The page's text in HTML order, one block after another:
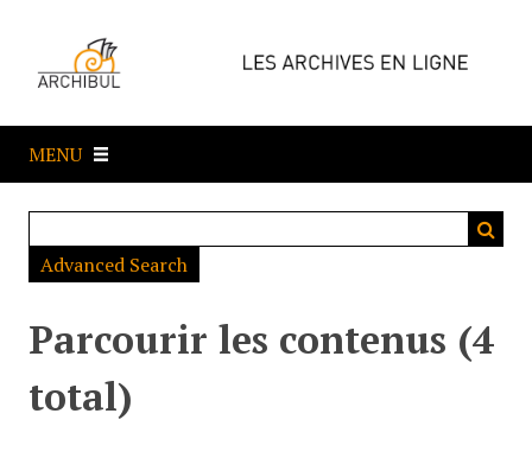
e
a
MENU
Advanced Search
Parcourir les contenus (4
total)